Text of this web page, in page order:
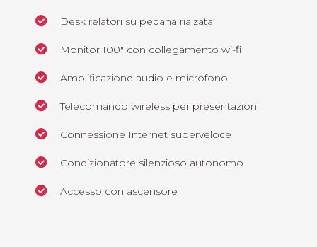
Desk relatori su pedana rialzata
Monitor 100″ con collegamento wi-fi
Amplificazione audio e microfono
Telecomando wireless per presentazioni
Connessione Internet superveloce
Condizionatore silenzioso autonomo
Accesso con ascensore